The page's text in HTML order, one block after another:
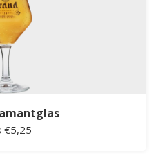
€5,25